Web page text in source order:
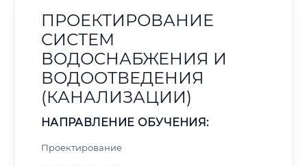
ПРОЕКТИРОВАНИЕ
СИСТЕМ
ВОДОСНАБЖЕНИЯ И
ВОДООТВЕДЕНИЯ
(КАНАЛИЗАЦИИ)
НАПРАВЛЕНИЕ ОБУЧЕНИЯ:
Проектирование